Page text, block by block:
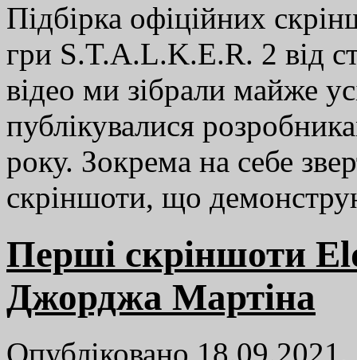
Підбірка офіційних
гри S.T.A.L.K.E.R. 2 від
відео ми зібрали майже
публікувалися
року. Зокрема на себе
скріншоти, що
Перші скріншоти
Джорджа Мартіна